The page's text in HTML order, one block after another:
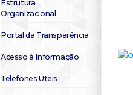
Estrutura
Organizacional
Portal da Transparência
Acesso à Informação
Telefones Úteis